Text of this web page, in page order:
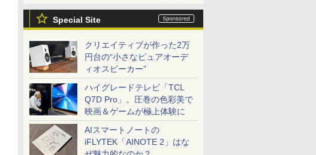
Special Site
クリエイティブが作った2万
円台の“小さなピュアオーデ
ィオスピーカー”
ハイグレードテレビ「TCL
Q7D Pro」。圧巻の色彩美で
映画＆ゲームが極上体験に
AIスマートノートの
iFLYTEK「AINOTE 2」はな